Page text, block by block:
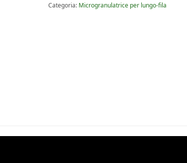
Categoria: Microgranulatrice per lungo-fila